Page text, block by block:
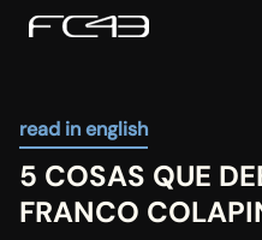
read in english
5 COSAS QUE
FRANCO